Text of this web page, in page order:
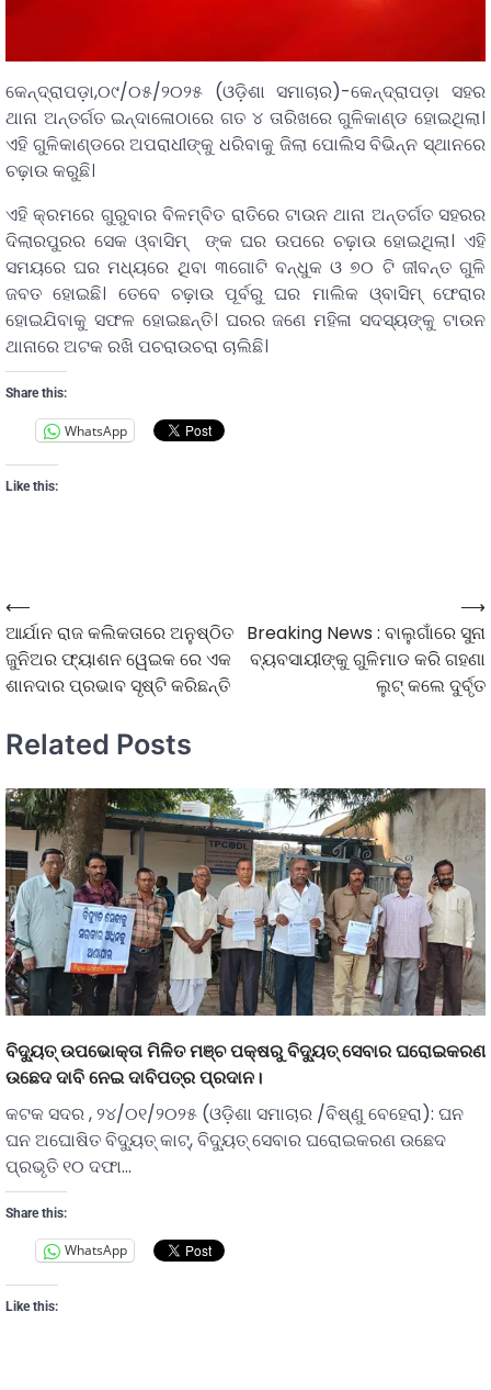
କେନ୍ଦ୍ରାପଡ଼ା,୦୯/୦୫/୨୦୨୫ (ଓଡ଼ିଶା ସମାଚାର)-କେନ୍ଦ୍ରାପଡ଼ା ସହର
ଥାନା ଅନ୍ତର୍ଗତ ଇନ୍ଦାଳୋଠାରେ ଗତ ୪ ତାରିଖରେ ଗୁଳିକାଣ୍ଡ ହୋଇଥିଲା।
ଏହି ଗୁଳିକାଣ୍ଡରେ ଅପରାଧୀଙ୍କୁ ଧରିବାକୁ ଜିଲା ପୋଲିସ ବିଭିନ୍ନ ସ୍ଥାନରେ
ଚଢ଼ାଉ କରୁଛି।
ଏହି କ୍ରମରେ ଗୁରୁବାର ବିଳମ୍ବିତ ରାତିରେ ଟାଉନ ଥାନା ଅନ୍ତର୍ଗତ ସହରର
ଦିଲାରପୁରର ସେକ ଓ୍ବାସିମ୍ ଙ୍କ ଘର ଉପରେ ଚଢ଼ାଉ ହୋଇଥିଲା। ଏହି
ସମୟରେ ଘର ମଧ୍ୟରେ ଥିବା ୩ଗୋଟି ବନ୍ଧୁକ ଓ ୭୦ ଟି ଜୀବନ୍ତ ଗୁଳି
ଜବତ ହୋଇଛି। ତେବେ ଚଢ଼ାଉ ପୂର୍ବରୁ ଘର ମାଲିକ ଓ୍ବାସିମ୍ ଫେରାର
ହୋଇଯିବାକୁ ସଫଳ ହୋଇଛନ୍ତି। ଘରର ଜଣେ ମହିଳା ସଦସ୍ୟଙ୍କୁ ଟାଉନ
ଥାନାରେ ଅଟକ ରଖି ପଚରାଉଚରା ଚାଲିଛି।
Share this:
WhatsApp
Like this:
⟵
ଆର୍ଯାନ ରାଜ କଲିକତାରେ ଅନୁଷ୍ଠିତ
ଜୁନିଅର ଫ୍ୟାଶନ ୱେଇକ ରେ ଏକ
ଶାନଦାର ପ୍ରଭାବ ସୃଷ୍ଟି କରିଛନ୍ତି
Breaking News : ବାଲୁଗାଁରେ ସୁନା
ବ୍ୟବସାୟୀଙ୍କୁ ଗୁଳିମାଡ କରି ଗହଣା
ଲୁଟ୍ କଲେ ଦୁର୍ବୃତ
⟶
Related Posts
ବିଦ୍ୟୁତ୍ ଉପଭୋକ୍ତା ମିଳିତ ମଞ୍ଚ ପକ୍ଷରୁ ବିଦ୍ୟୁତ୍ ସେବାର ଘରୋଇକରଣ
ଉଛେଦ ଦାବି ନେଇ ଦାବିପତ୍ର ପ୍ରଦାନ।
କଟକ ସଦର , ୨୪/୦୧/୨୦୨୫ (ଓଡ଼ିଶା ସମାଚାର /ବିଷ୍ଣୁ ବେହେରା): ଘନ
ଘନ ଅଘୋଷିତ ବିଦ୍ୟୁତ୍ କାଟ୍, ବିଦ୍ୟୁତ୍ ସେବାର ଘରୋଇକରଣ ଉଛେଦ
ପ୍ରଭୃତି ୧୦ ଦଫା…
Share this:
WhatsApp
Like this: